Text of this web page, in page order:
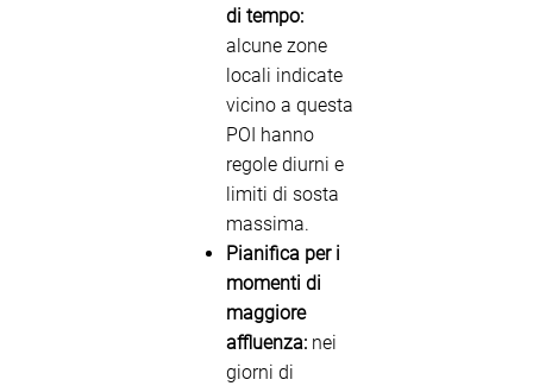
di tempo:
alcune zone
locali indicate
vicino a questa
POI hanno
regole diurni e
limiti di sosta
massima.
Pianifica per i
momenti di
maggiore
affluenza: nei
giorni di